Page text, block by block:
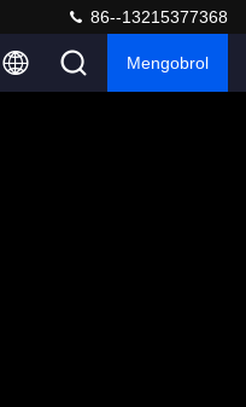
86--13215377368
Mengobrol